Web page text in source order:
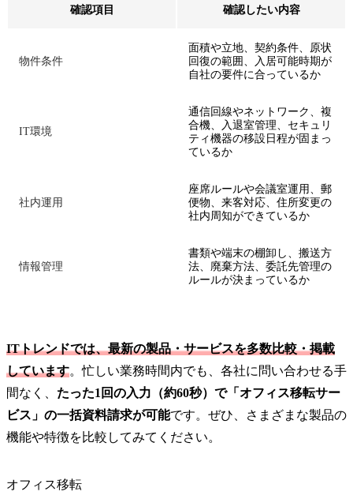
確認項目 確認したい内容
物件条件
面積や立地、契約条件、原状
回復の範囲、入居可能時期が
自社の要件に合っているか
IT環境
通信回線やネットワーク、複
合機、入退室管理、セキュリ
ティ機器の移設日程が固まっ
ているか
社内運用
座席ルールや会議室運用、郵
便物、来客対応、住所変更の
社内周知ができているか
情報管理
書類や端末の棚卸し、搬送方
法、廃棄方法、委託先管理の
ルールが決まっているか
ITトレンドでは、最新の製品・サービスを多数比較・掲載
しています。忙しい業務時間内でも、各社に問い合わせる手
間なく、 たった1回の入力（約60秒）で「オフィス移転サー
ビス」の一括資料請求が可能です。ぜひ、さまざまな製品の
機能や特徴を比較してみてください。
オフィス移転